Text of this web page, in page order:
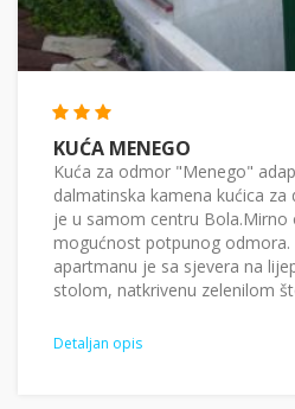
KUĆA MENEGO
Kuća za odmor "Menego"
dalmatinska kamena kućica
je u samom centru Bola.Mirno
mogućnost potpunog odmora.
apartmanu je sa sjevera na
stolom, natkrivenu zelenilom
Detaljan opis